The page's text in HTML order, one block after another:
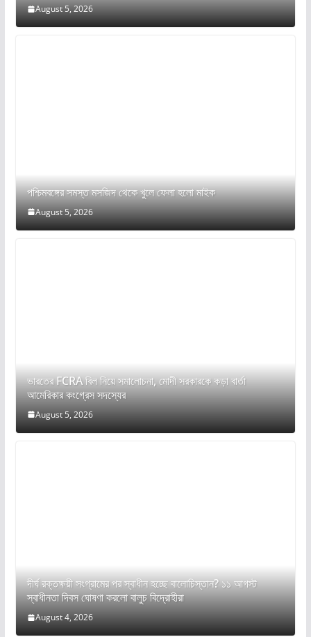
August 5, 2026
পশ্চিমবঙ্গের সমস্ত মসজিদ থেকে খুলে ফেলা হলো মাইক
August 5, 2026
ভারতের FCRA বিল নিয়ে সমালোচনা, মোদী সরকারকে কড়া বার্তা
আমেরিকার কংগ্রেস সদস্যের
August 5, 2026
দীর্ঘ রক্তক্ষয়ী সংগ্রামের পর স্বাধীন হচ্ছে বালোচিস্তান? ১১ আগস্ট
স্বাধীনতা দিবস ঘোষণা করলো বালুচ বিদ্রোহীরা
August 4, 2026